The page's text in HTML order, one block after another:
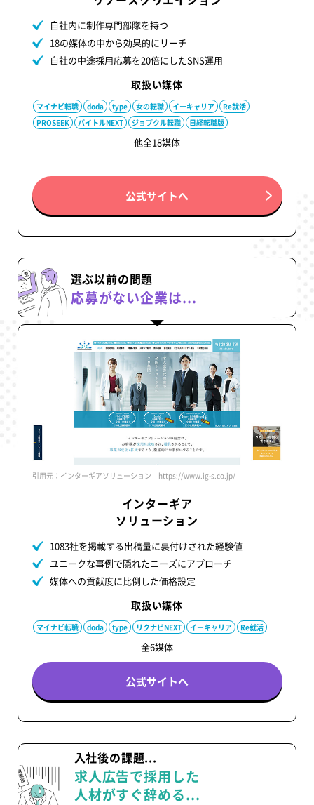
自社内に制作専門部隊を持つ
18の媒体の中から効果的にリーチ
自社の中途採用応募を20倍にしたSNS運用
取扱い媒体
マイナビ転職 doda type 女の転職 イーキャリア
Re就活
PROSEEK
バイトルNEXT ジョブクル転職 日経転職版
他全18媒体
公式サイトへ
選ぶ以前の問題
応募がない企業は...
引用元：インターギアソリューション https://www.ig-s.co.jp/
インターギア
ソリューション
1083社を掲載する出稿量に裏付けされた経験値
ユニークな事例で隠れたニーズにアプローチ
媒体への貢献度に比例した価格設定
取扱い媒体
マイナビ転職 doda type リクナビNEXT イーキャリア Re就活
全6媒体
公式サイトへ
入社後の課題...
求人広告で採用した
人材がすぐ辞める...